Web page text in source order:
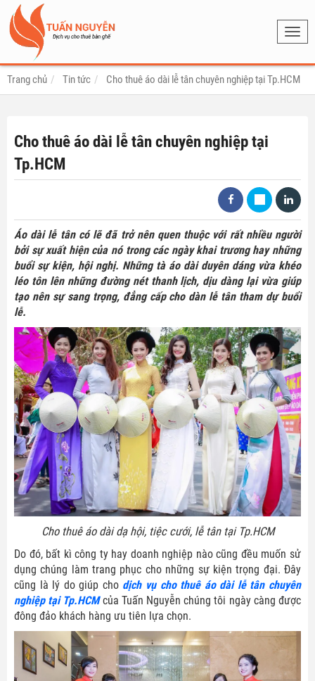
Trang chủ Tin tức Cho thuê áo dài lễ tân chuyên nghiệp tại Tp.HCM
Cho thuê áo dài lễ tân chuyên nghiệp tại
Tp.HCM
Áo dài lễ tân có lẽ đã trở nên quen thuộc với rất nhiều người
bởi sự xuất hiện của nó trong các ngày khai trương hay những
buổi sự kiện, hội nghị. Những tà áo dài duyên dáng vừa khéo
léo tôn lên những đường nét thanh lịch, dịu dàng lại vừa giúp
tạo nên sự sang trọng, đẳng cấp cho dàn lễ tân tham dự buổi
lễ.
Cho thuê áo dài dạ hội, tiệc cưới, lễ tân tại Tp.HCM
Do đó, bất kì công ty hay doanh nghiệp nào cũng đều muốn sử
dụng chúng làm trang phục cho những sự kiện trọng đại. Đây
cũng là lý do giúp cho dịch vụ cho thuê áo dài lễ tân chuyên
nghiệp tại Tp.HCMcủa Tuấn Nguyễn chúng tôi ngày càng được
đông đảo khách hàng ưu tiên lựa chọn.